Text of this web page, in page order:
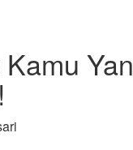
Yang Sedang LDR